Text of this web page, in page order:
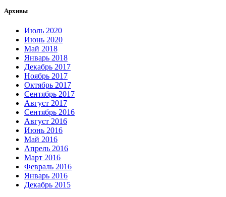
Архивы
Июль 2020
Июнь 2020
Май 2018
Январь 2018
Декабрь 2017
Ноябрь 2017
Октябрь 2017
Сентябрь 2017
Август 2017
Сентябрь 2016
Август 2016
Июнь 2016
Май 2016
Апрель 2016
Март 2016
Февраль 2016
Январь 2016
Декабрь 2015